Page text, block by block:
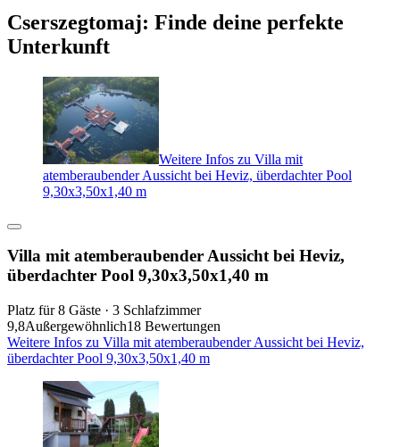
Cserszegtomaj: Finde deine perfekte
Unterkunft
Weitere Infos zu Villa mit
atemberaubender Aussicht bei Heviz, überdachter Pool
9,30x3,50x1,40 m
Villa mit atemberaubender Aussicht bei Heviz,
überdachter Pool 9,30x3,50x1,40 m
Platz für 8 Gäste · 3 Schlafzimmer
9,8Außergewöhnlich18 Bewertungen
Weitere Infos zu Villa mit atemberaubender Aussicht bei Heviz,
überdachter Pool 9,30x3,50x1,40 m